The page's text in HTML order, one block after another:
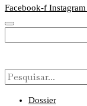
Facebook-f Instagram
Dossier